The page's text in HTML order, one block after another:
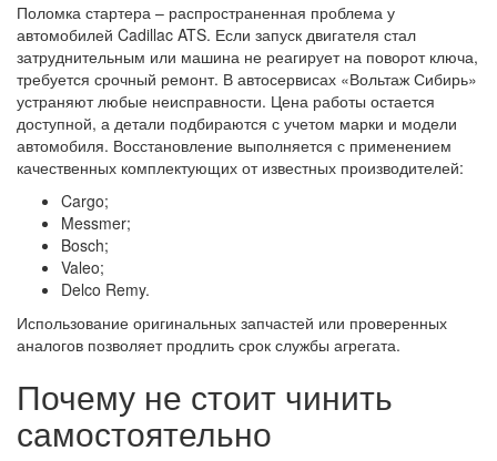
Поломка стартера – распространенная проблема у
автомобилей Cadillac ATS. Если запуск двигателя стал
затруднительным или машина не реагирует на поворот ключа,
требуется срочный ремонт. В автосервисах «Вольтаж Сибирь»
устраняют любые неисправности. Цена работы остается
доступной, а детали подбираются с учетом марки и модели
автомобиля. Восстановление выполняется с применением
качественных комплектующих от известных производителей:
Cargo;
Messmer;
Bosch;
Valeo;
Delco Remy.
Использование оригинальных запчастей или проверенных
аналогов позволяет продлить срок службы агрегата.
Почему не стоит чинить
самостоятельно